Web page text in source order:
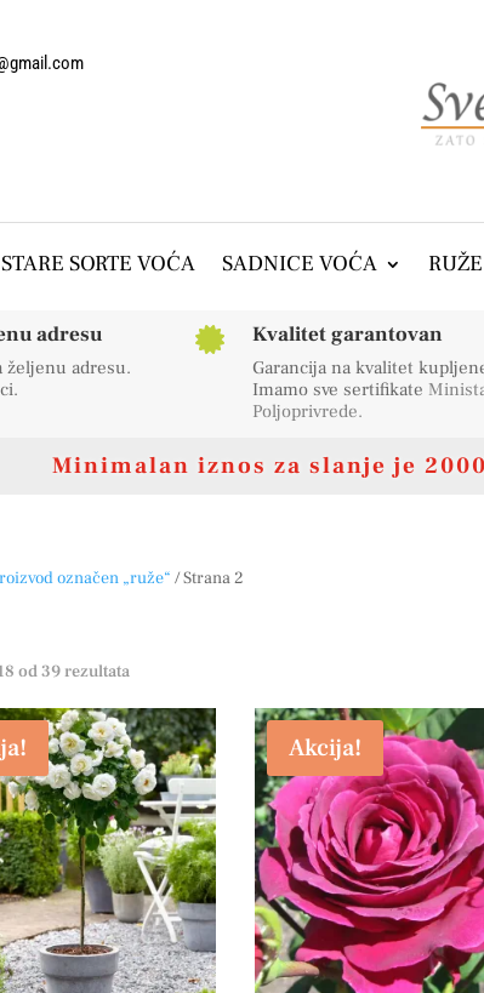
STARE SORTE VOĆA SADNICE VOĆA RUŽE
adresu
željenu adresu.
 Kvalitet garantovan
Garancija na kvalitet
Imamo sve sertifikate
Poljoprivrede.
Minimalan iznos za slanje je
označen „ruže“ / Strana 2
od 39 rezultataSortirano
popularnosti
Akcija!